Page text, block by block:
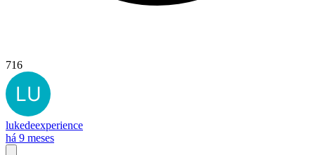
716
lukedeexperience
há 9 meses